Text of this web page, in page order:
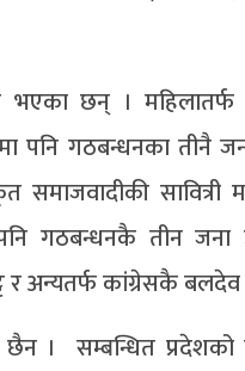
भएका छन् । महिलातर्फ
पनि गठबन्धनका तीनै
गठबन्धनकै तीन
र अन्यतर्फ कांग्रेसकै
। सम्बन्धित